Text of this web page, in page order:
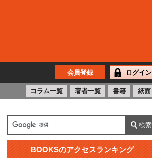
会員登録 ログイン
コラム一覧 著者一覧 書籍 紙面
BOOKSのアクセスランキング